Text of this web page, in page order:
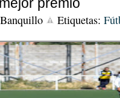
Etiquetas: